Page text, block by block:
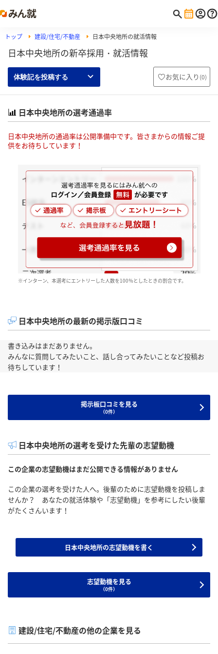
トップ 建設/住宅/不動産 日本中央地所の就活情報
日本中央地所の新卒採用・就活情報
体験記を投稿する お気に入り (0)
日本中央地所の選考通過率
日本中央地所の通過率は公開準備中です。皆さまからの情報ご提
供をお待ちしています！
※インターン、本選考にエントリーした人数を100％としたときの割合です。
日本中央地所の最新の掲示版口コミ
書き込みはまだありません。
みんなに質問してみたいこと、話し合ってみたいことなど投稿お
待ちしています！
掲示板口コミを見る
（0件）
日本中央地所の選考を受けた先輩の志望動機
この企業の志望動機はまだ公開できる情報がありません
この企業の選考を受けた人へ。後輩のために志望動機を投稿しま
せんか？ あなたの就活体験や「志望動機」を参考にしたい後輩
がたくさんいます！
日本中央地所の志望動機を書く
志望動機を見る
（0件）
建設/住宅/不動産の他の企業を見る